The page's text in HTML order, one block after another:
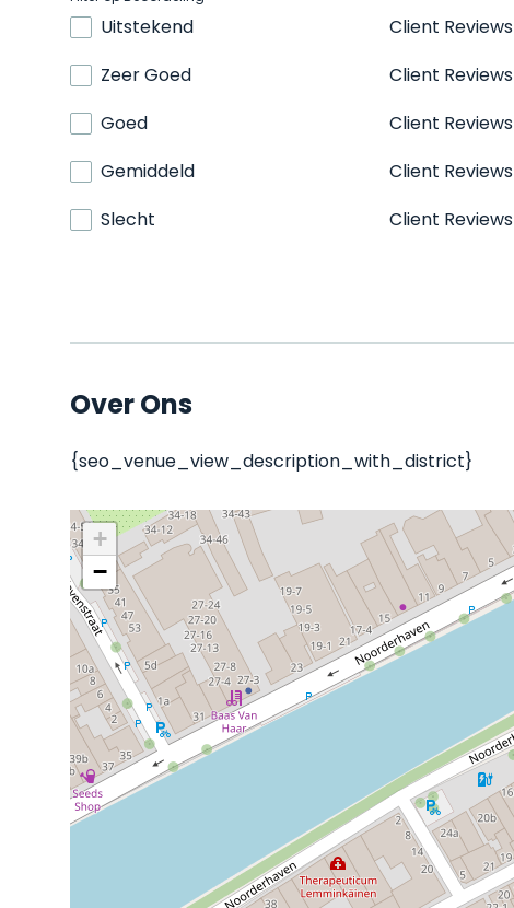
Uitstekend
Client Reviews
Zeer Goed
Client Reviews
Goed
Client Reviews
Gemiddeld
Client Reviews
Slecht
Client Reviews
Over Ons
{seo_venue_view_description_with_district}
+
−